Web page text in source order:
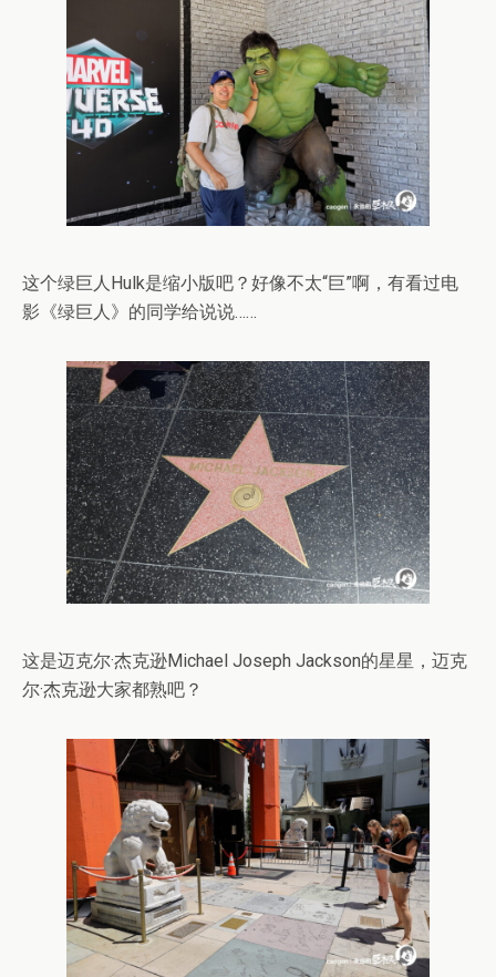
这个绿巨人Hulk是缩小版吧？好像不太“巨”啊，有看过电
影《绿巨人》的同学给说说……
这是迈克尔·杰克逊Michael Joseph Jackson的星星，迈克
尔·杰克逊大家都熟吧？